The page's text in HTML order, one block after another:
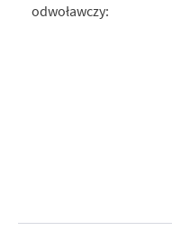
odwoławczy: